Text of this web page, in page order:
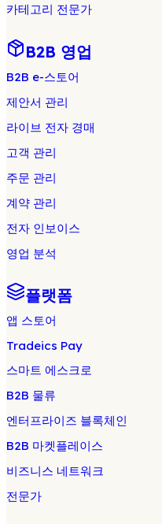
카테고리 전문가
B2B 영업
B2B e-스토어
제안서 관리
라이브 전자 경매
고객 관리
주문 관리
계약 관리
전자 인보이스
영업 분석
플랫폼
앱 스토어
Tradeics Pay
스마트 에스크로
B2B 물류
엔터프라이즈 블록체인
B2B 마켓플레이스
비즈니스 네트워크
전문가